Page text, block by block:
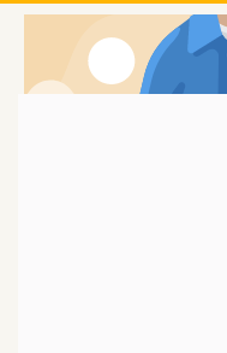
コンテンツにスキッ